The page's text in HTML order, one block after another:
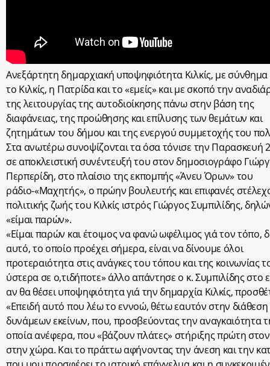
Ανεξάρτητη δημαρχιακή υποψηφιότητα Κιλκίς, με
το Κιλκίς, η Πατρίδα και το «εμείς» και με σκοπό την
της λειτουργίας της αυτοδιοίκησης πάνω στην βάση της
διαφάνειας, της προώθησης και επίλυσης των θεμάτων και
ζητημάτων του δήμου και της ενεργού συμμετοχής του
Στα ανωτέρω συνοψίζονται τα όσα τόνισε την Παρασκευή
σε αποκλειστική συνέντευξή του στον δημοσιογράφο
Περπερίδη, στο πλαίσιο της εκπομπής «Άνευ Όρων» του
ράδιο-«Μαχητής», ο πρώην βουλευτής και επιφανές
πολιτικής ζωής του Κιλκίς ιστρός Γιώργος Συμπιλίδης,
«είμαι παρών».
«Είμαι παρών και έτοιμος να φανώ ωφέλιμος γιά τον τόπο,
αυτό, το οποίο προέχει σήμερα, είναι να δίνουμε όλοι
προτεραιότητα στις ανάγκες του τόπου και της κοινωνίας
ύστερα σε ο,τιδήποτε» άλλο απάντησε ο κ. Συμπιλίδης στο
αν θα θέσει υποψηφιότητα γιά την δημαρχία Κιλκίς,
«Επειδή αυτό που λέω το εννοώ, θέτω εαυτόν στην
δυνάμεων εκείνων, που, προσβεύοντας την αναγκαιότητα
οποία ανέφερα, που «βάζουν πλάτες» στήριξης πρώτη
στην χώρα. Και το πράττω αφήνοντας την άνεση και την